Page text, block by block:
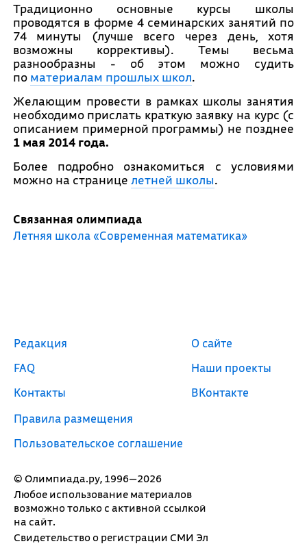
Традиционно основные курсы школы
проводятся в форме 4 семинарских занятий по
74 минуты (лучше всего через день, хотя
возможны коррективы). Темы весьма
разнообразны - об этом можно судить
по материалам прошлых школ.
Желающим провести в рамках школы занятия
необходимо прислать краткую заявку на курс (с
описанием примерной программы) не позднее
1 мая 2014 года.
Более подробно ознакомиться с условиями
можно на странице летней школы.
Связанная олимпиада
Летняя школа «Современная математика»
© Олимпиада.ру, 1996—2026
Любое использование материалов
возможно только с активной ссылкой
на сайт.
Свидетельство о регистрации СМИ Эл
Редакция
FAQ
Контакты
Правила размещения
Пользовательское соглашение
О сайте
Наши проекты
ВКонтакте